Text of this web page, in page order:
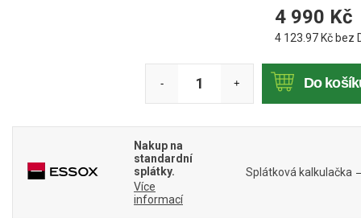
Křovinořezy a vyžínače
Aku křovinořezy a vyžínače
4 990 Kč
4 123.97Kč bez
- + Do
Nakup na
standardní
splátky.
Více
informací
Splátková kalkulačka